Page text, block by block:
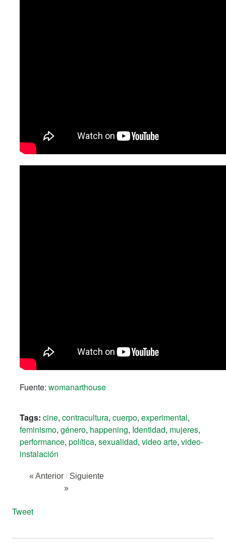
Fuente: womanarthouse
Tags: cine, contracultura, cuerpo, experimental,
feminismo, género, happening, Identidad, mujeres,
performance, política, sexualidad, video arte, video-
instalación
« Anterior / Siguiente
»
Tweet